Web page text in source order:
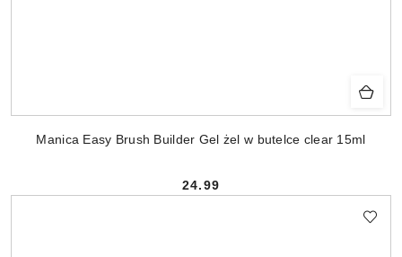
Manica Easy Brush Builder Gel żel w butelce clear 15ml
Cena:
24.99